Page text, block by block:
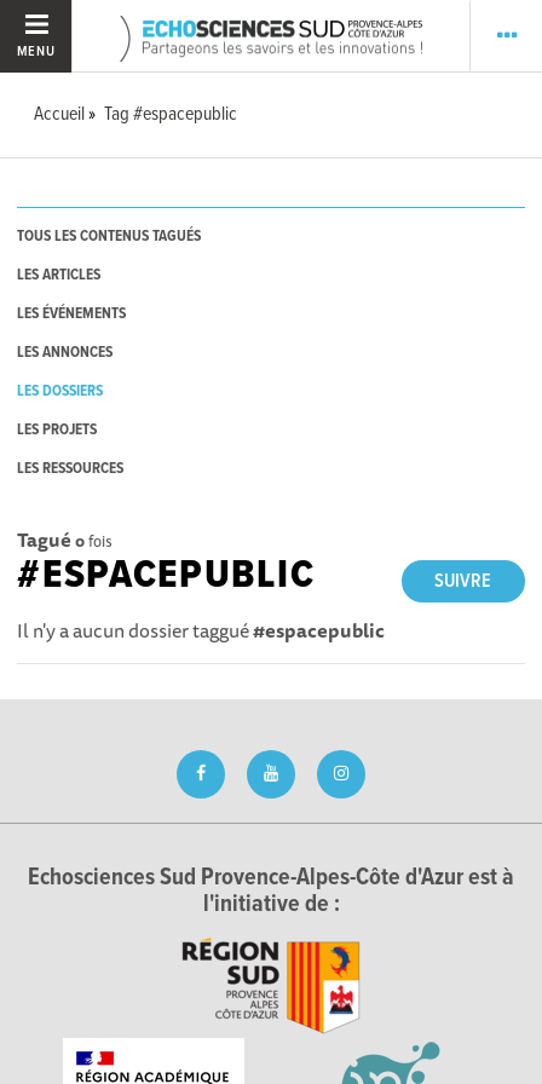
MENU
Accueil Tag #espacepublic
TOUS LES CONTENUS TAGUÉS
LES ARTICLES
LES ÉVÉNEMENTS
LES ANNONCES
LES DOSSIERS
LES PROJETS
LES RESSOURCES
Tagué 0fois
SUIVRE
#ESPACEPUBLIC
Il n'y a aucun dossier taggué#espacepublic
Echosciences Sud Provence-Alpes-Côte d'Azur est à
l'initiative de :